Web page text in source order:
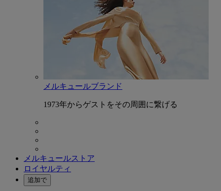
メルキュールブランド
1973年からゲストをその周囲に繋げる
メルキュールストア
ロイヤルティ
追加で